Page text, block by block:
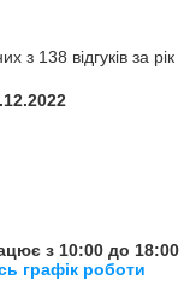
з 138 відгуків за рік
з 10:00 до 18:00
графік роботи